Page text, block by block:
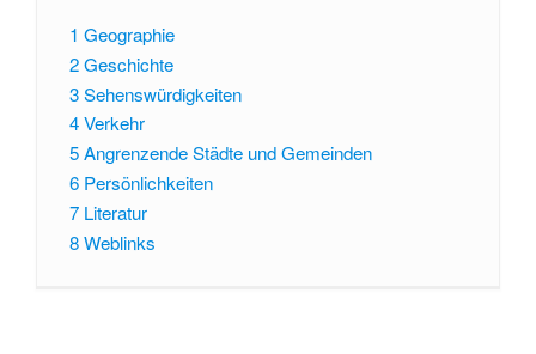
1 Geographie
2Geschichte
3Sehenswürdigkeiten
4Verkehr
5Angrenzende Städte und Gemeinden
6 Persönlichkeiten
7 Literatur
8Weblinks